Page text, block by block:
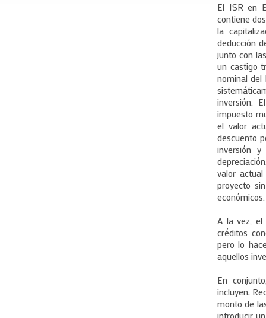
El ISR en
contiene
la
deducción
junto con
un castigo
nominal del
inversión.
impuesto
el valor
descuento
inversión
valor
proyecto
económicos.
A la vez, el
créditos
pero lo
aquellos
En
incluyen:
monto de
introducir